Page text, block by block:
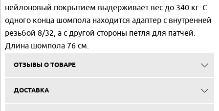
нейлоновый покрытием выдерживает вес до 340 кг. С
одного конца шомпола находится адаптер с внутренней
резьбой 8/32, а с другой стороны петля для патчей.
Длина шомпола 76 см.
ОТЗЫВЫ О ТОВАРЕ
ДОСТАВКА